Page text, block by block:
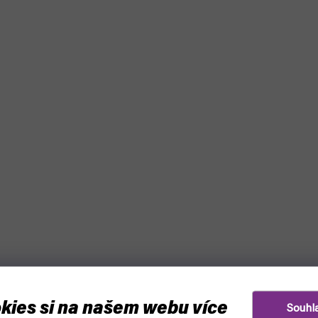
si na našem webu více